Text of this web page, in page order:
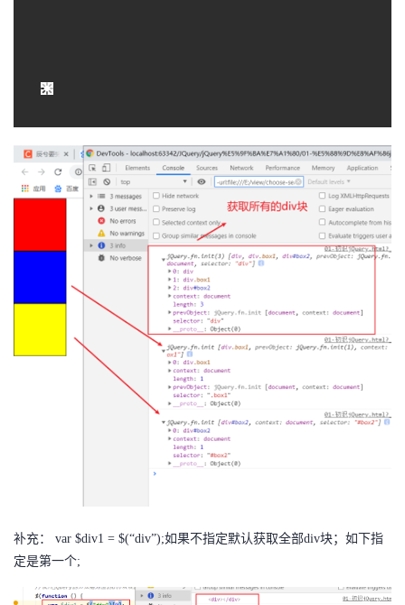
补充： var $div1 = $(“div”);如果不指定默认获取全部div块；如下指
定是第一个;